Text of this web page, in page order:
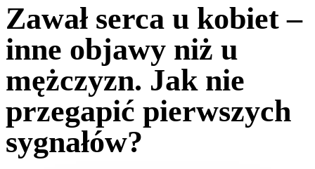
Zawał serca u kobiet –
inne objawy niż u
mężczyzn. Jak nie
przegapić pierwszych
sygnałów?